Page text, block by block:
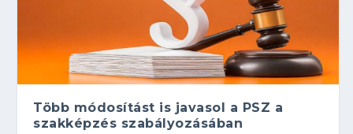
Több módosítást is javasol a PSZ a
szakképzés szabályozásában